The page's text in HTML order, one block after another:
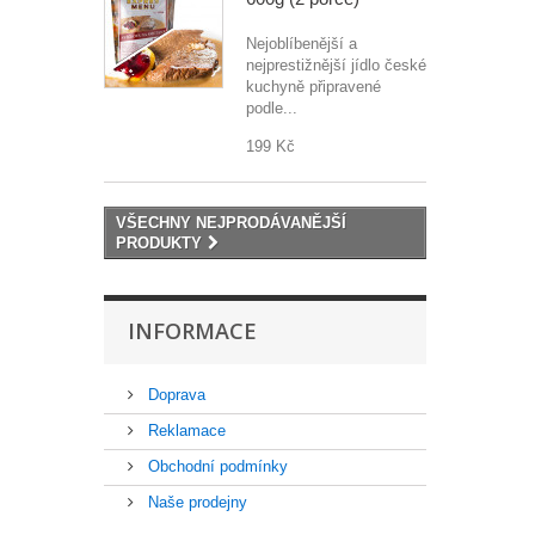
Nejoblíbenější a
nejprestižnější jídlo české
kuchyně připravené
podle...
199 Kč
VŠECHNY NEJPRODÁVANĚJŠÍ
PRODUKTY
INFORMACE
Doprava
Reklamace
Obchodní podmínky
Naše prodejny